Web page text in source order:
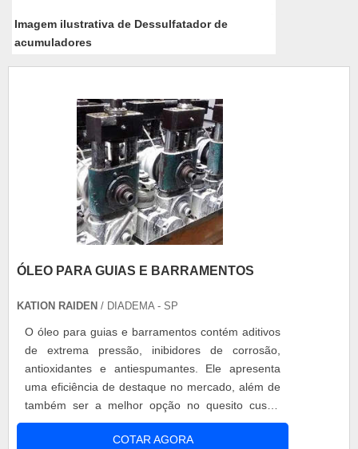
Imagem ilustrativa de Dessulfatador de
acumuladores
ÓLEO PARA GUIAS E BARRAMENTOS
KATION RAIDEN / DIADEMA - SP
O óleo para guias e barramentos contém aditivos
de extrema pressão, inibidores de corrosão,
antioxidantes e antiespumantes. Ele apresenta
uma eficiência de destaque no mercado, além de
também ser a melhor opção no quesito custo-
benefício. Vantagens em usar o produto
Baixíssimo odor; Superior estabilidade química;
COTAR AGORA